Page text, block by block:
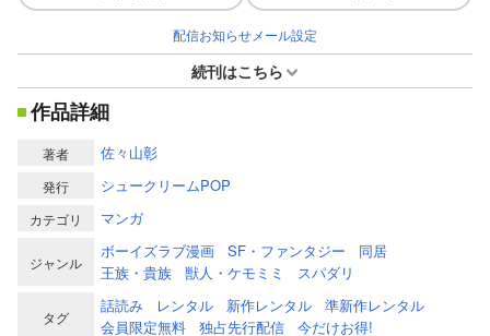
配信お知らせメール設定
続刊はこちら
作品詳細
著者 佐々山彰
発行 シュークリームPOP
カテゴリ マンガ
ジャンル
ボーイズラブ漫画 SF・ファンタジー
同居
王族・貴族
獣人・ケモミミ スパダリ
タグ
話読み レンタル 新作レンタル
準新作レンタル
会員限定無料
独占先行配信 今だけお得!